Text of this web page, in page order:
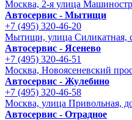
Москва, 2-я улица
Автосервис - Мытищи
+7 (495) 320-46-20
Мытищи, улица Силикатная,
Автосервис - Ясенево
+7 (495) 320-46-51
Москва, Новоясеневский
Автосервис - Жулебино
+7 (495) 320-46-58
Москва, улица Привольная,
Автосервис - Отрадное